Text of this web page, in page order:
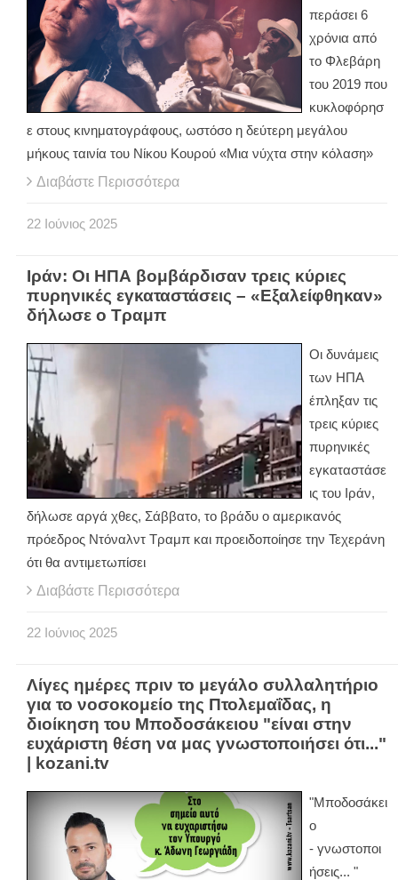
περάσει 6
χρόνια από
το Φλεβάρη
του 2019 που
κυκλοφόρησ
ε στους κινηματογράφους, ωστόσο η δεύτερη μεγάλου
μήκους ταινία του Νίκου Κουρού «Μια νύχτα στην κόλαση»
Διαβάστε Περισσότερα
22 Ιούνιος 2025
Ιράν: Οι ΗΠΑ βομβάρδισαν τρεις κύριες
πυρηνικές εγκαταστάσεις – «Εξαλείφθηκαν»
δήλωσε ο Τραμπ
Οι δυνάμεις
των ΗΠΑ
έπληξαν τις
τρεις κύριες
πυρηνικές
εγκαταστάσε
ις του Ιράν,
δήλωσε αργά χθες, Σάββατο, το βράδυ ο αμερικανός
πρόεδρος Ντόναλντ Τραμπ και προειδοποίησε την Τεχεράνη
ότι θα αντιμετωπίσει
Διαβάστε Περισσότερα
22 Ιούνιος 2025
Λίγες ημέρες πριν το μεγάλο συλλαλητήριο
για το νοσοκομείο της Πτολεμαΐδας, η
διοίκηση του Μποδοσάκειου "είναι στην
ευχάριστη θέση να μας γνωστοποιήσει ότι..."
| kozani.tv
"Μποδοσάκει
ο
- γνωστοποι
ήσεις... "